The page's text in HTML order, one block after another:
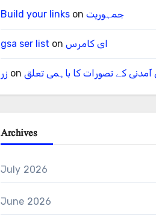
Build your linkson جمہوریت
gsa ser list on ای کامرس
زر on آمدنی کے تصورات کا باہمی تعلق
Archives
July 2026
June 2026